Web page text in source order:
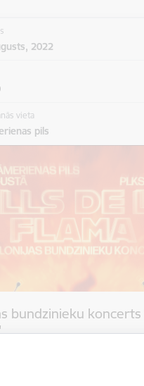
2022
vieta
pils
bundzinieku koncerts